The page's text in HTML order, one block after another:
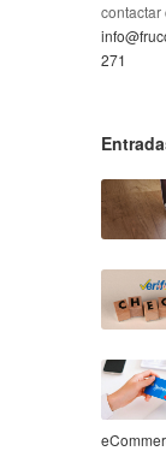
contactar
271